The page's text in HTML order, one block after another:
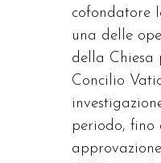
cofondatore
una delle
della Chiesa
Concilio
periodo,